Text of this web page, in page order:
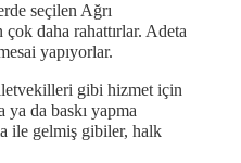
seçilen Ağrı
daha rahattırlar. Adeta
yapıyorlar.
gibi hizmet için
ya da baskı yapma
ile gelmiş gibiler, halk